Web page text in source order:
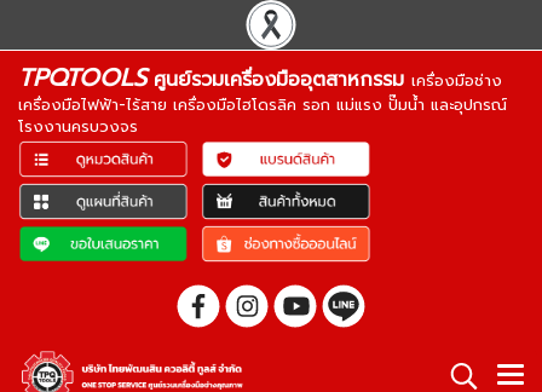
TPQTOOLSศูนย์รวมเครื่องมืออุตสาหกรรม เครื่องมือช่าง
เครื่องมือไฟฟ้า-ไร้สาย เครื่องมือไฮโดรลิค รอก แม่แรง ปั๊มน้ำ และอุปกรณ์
โรงงานครบวงจร